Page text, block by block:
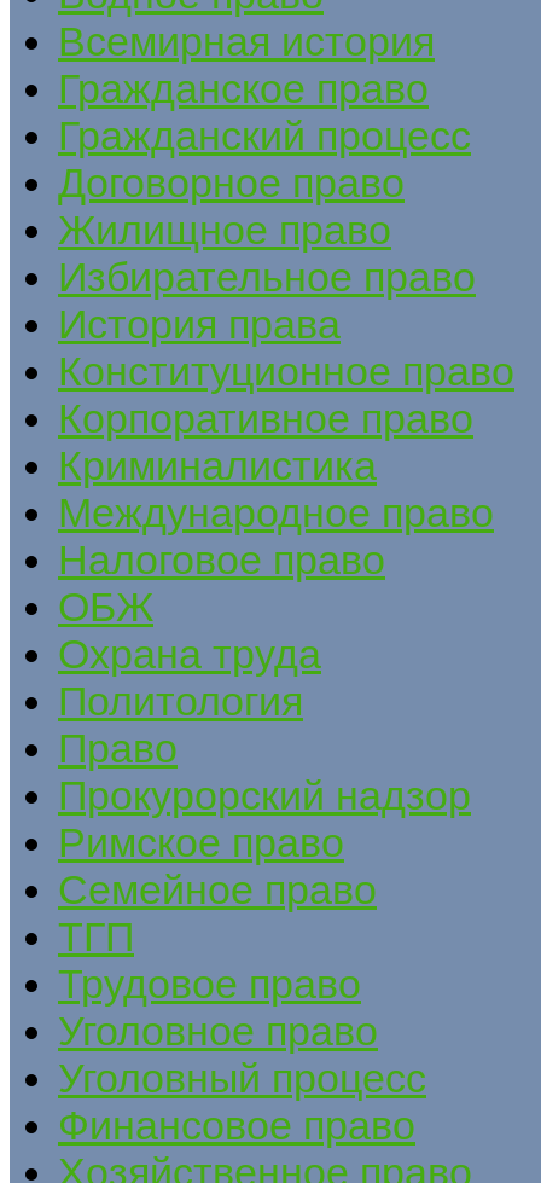
Всемирная история
Гражданское право
Гражданский процесс
Договорное право
Жилищное право
Избирательное право
История права
Конституционное право
Корпоративное право
Криминалистика
Международное право
Налоговое право
ОБЖ
Охрана труда
Политология
Право
Прокурорский надзор
Римское право
Семейное право
ТГП
Трудовое право
Уголовное право
Уголовный процесс
Финансовое право
Хозяйственное право